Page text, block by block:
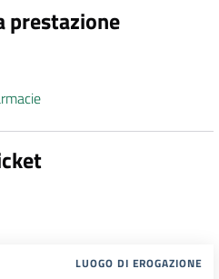
prestazione
LUOGO DI EROGAZIONE